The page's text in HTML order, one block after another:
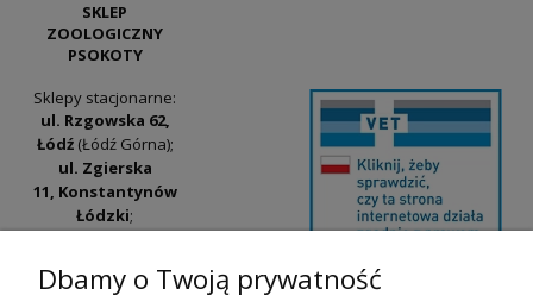
SKLEP
ZOOLOGICZNY
PSOKOTY
Sklepy stacjonarne:
ul. Rzgowska 62,
Łódź(Łódź Górna);
ul. Zgierska
11, Konstantynów
Łódzki;
Widzew).
Dbamy o Twoją prywatność